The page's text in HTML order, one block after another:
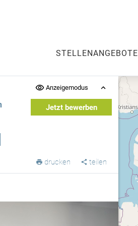
STELLENANGEBOTE
Anzeigemodus
Jetzt bewerben
drucken teilen